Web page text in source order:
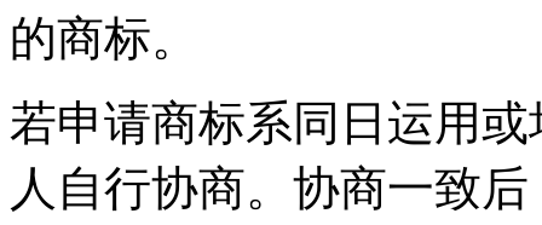
的商标。
若申请商标系同日运用
人自行协商。协商一致